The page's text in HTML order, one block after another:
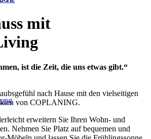
mit
ist die Zeit, die uns etwas gibt.“
nach Hause mit den vielseitigen
von COPLANING.
erweitern Sie Ihren Wohn- und
Nehmen Sie Platz auf bequemen und